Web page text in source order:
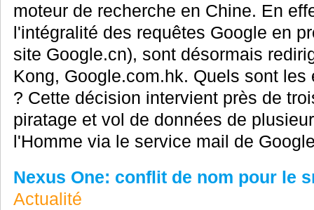
moteur de recherche en Chine. En
l'intégralité des requêtes Google en
site Google.cn), sont désormais
Kong, Google.com.hk. Quels sont
? Cette décision intervient près de
piratage et vol de données de
l'Homme via le service mail de
Nexus One: conflit de nom pour le
Actualité